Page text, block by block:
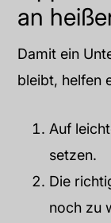
an
Damit ein
bleibt, helfen
Auf
setzen.
Die
noch zu